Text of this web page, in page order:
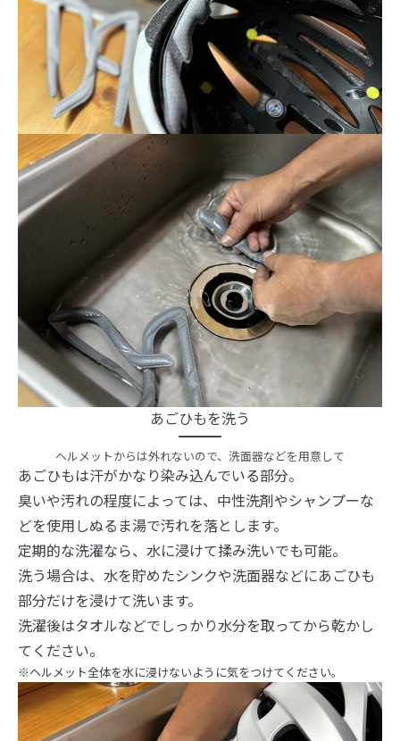
あごひもを洗う
ヘルメットからは外れないので、洗面器などを用意して
あごひもは汗がかなり染み込んでいる部分。
臭いや汚れの程度によっては、中性洗剤やシャンプーな
どを使用しぬるま湯で汚れを落とします。
定期的な洗濯なら、水に浸けて揉み洗いでも可能。
洗う場合は、水を貯めたシンクや洗面器などにあごひも
部分だけを浸けて洗います。
洗濯後はタオルなどでしっかり水分を取ってから乾かし
てください。
※ヘルメット全体を水に浸けないように気をつけてください。